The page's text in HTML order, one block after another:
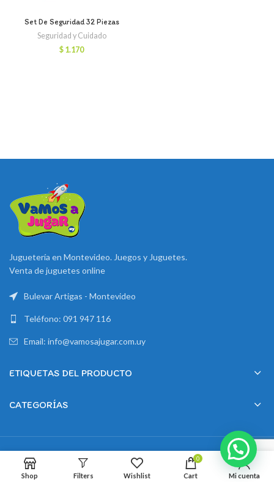
Set De Seguridad 32 Piezas
Seguridad y Cuidado
$ 1.170
Juguetería en Montevideo. Juegos y Juguetes.
Venta de juguetes online
Bulevar Artigas - Montevideo
Teléfono: 091 947 116
Email: info@vamosajugar.com.uy
ETIQUETAS DEL PRODUCTO
CATEGORÍAS
Montevideo Marketing
Shop Filters Wishlist
0
Cart Mi cuenta